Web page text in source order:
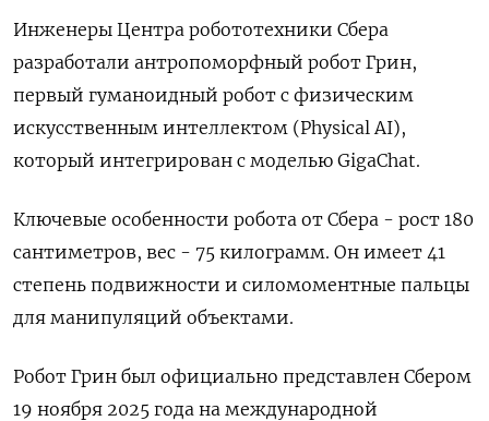
Инженеры Центра робототехники Сбера
разработали антропоморфный робот Грин,
первый гуманоидный робот с физическим
искусственным интеллектом (Physical AI),
который ‌интегрирован с моделью GigaChat.
Ключевые особенности робота от Сбера - рост 180
сантиметров, вес - 75 килограмм. Он имеет 41
степень подвижности и силомоментные пальцы
для манипуляций объектами.
Робот Грин был официально представлен Сбером
19 ноября 2025 года ​на международной